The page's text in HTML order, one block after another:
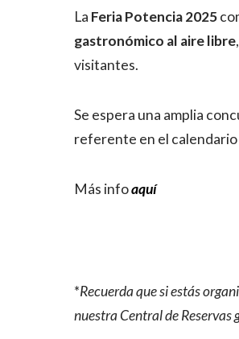
La Feria Potencia 2025
gastronómico al aire libre
visitantes.
Se espera una amplia
referente en el
Más infoaquí
*Recuerda que si estás
nuestra Central de Reservas